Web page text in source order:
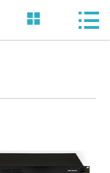
网站首页
技术支持
 